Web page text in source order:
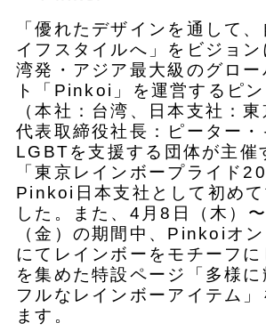
「優れたデザインを通して
イフスタイルへ」をビジョン
湾発・アジア最大級のグロー
ト「Pinkoi」を運営するピ
（本社：台湾、日本支社：東
代表取締役社長：ピーター・
LGBTを支援する団体が主催
「東京レインボープライド
Pinkoi日本支社として初めて
した。また、4月8日（木）
（金）の期間中、Pinkoiオ
にてレインボーをモチーフに
を集めた特設ページ「多様に
フルなレインボーアイテム」
ます。